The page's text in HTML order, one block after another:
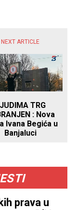
NEXT ARTICLE
TRG
: Nova
Ivana Begića u
Banjaluci
prava u